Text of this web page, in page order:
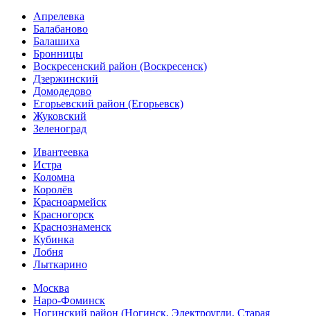
Апрелевка
Балабаново
Балашиха
Бронницы
Воскресенский район (Воскресенск)
Дзержинский
Домодедово
Егорьевский район (Егорьевск)
Жуковский
Зеленоград
Ивантеевка
Истра
Коломна
Королёв
Красноармейск
Красногорск
Краснознаменск
Кубинка
Лобня
Лыткарино
Москва
Наро-Фоминск
Ногинский район (Ногинск, Электроугли, Старая